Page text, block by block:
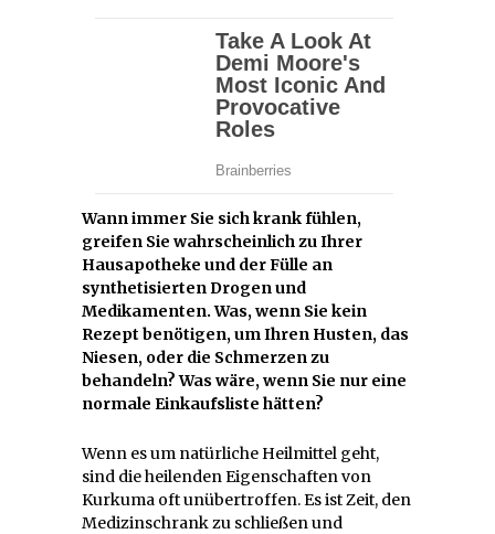
Wann immer Sie sich krank fühlen,
greifen Sie wahrscheinlich zu Ihrer
Hausapotheke und der Fülle an
synthetisierten Drogen und
Medikamenten. Was, wenn Sie kein
Rezept benötigen, um Ihren Husten, das
Niesen, oder die Schmerzen zu
behandeln? Was wäre, wenn Sie nur eine
normale Einkaufsliste hätten?
Wenn es um natürliche Heilmittel geht,
sind die heilenden Eigenschaften von
Kurkuma oft unübertroffen. Es ist Zeit, den
Medizinschrank zu schließen und